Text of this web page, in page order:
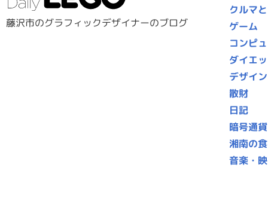
藤沢市のグラフィックデザイナーのブログ
クルマ
ゲーム
コンピ
ダイエ
デザイ
散財
日記
暗号通
湘南の
音楽・